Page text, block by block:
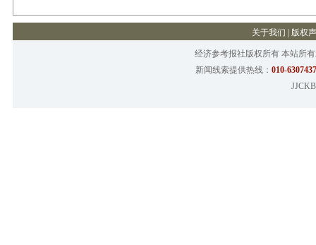
关于我们 版权
经济参考报社版权所有 本站所
新闻线索提供热线： 010-